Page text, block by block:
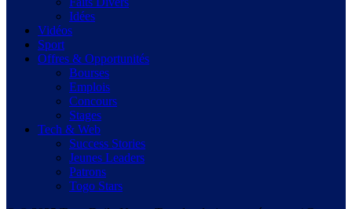
Idées
Vidéos
Sport
Offres & Opportunités
Bourses
Emplois
Concours
Stages
Tech & Web
Success Stories
Jeunes Leaders
Patrons
Togo Stars